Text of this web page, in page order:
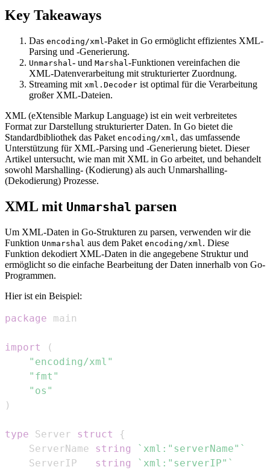
Key Takeaways
Das encoding/xml-Paket in Go ermöglicht effizientes XML-
Parsing und -Generierung.
Unmarshal- und Marshal-Funktionen vereinfachen die
XML-Datenverarbeitung mit strukturierter Zuordnung.
Streaming mit xml.Decoder ist optimal für die Verarbeitung
großer XML-Dateien.
XML (eXtensible Markup Language) ist ein weit verbreitetes
Format zur Darstellung strukturierter Daten. In Go bietet die
Standardbibliothek das Paket encoding/xml, das umfassende
Unterstützung für XML-Parsing und -Generierung bietet. Dieser
Artikel untersucht, wie man mit XML in Go arbeitet, und behandelt
sowohl Marshalling- (Kodierung) als auch Unmarshalling-
(Dekodierung) Prozesse.
XML mit Unmarshal parsen
Um XML-Daten in Go-Strukturen zu parsen, verwenden wir die
Funktion Unmarshal aus dem Paket encoding/xml . Diese
Funktion dekodiert XML-Daten in die angegebene Struktur und
ermöglicht so die einfache Bearbeitung der Daten innerhalb von Go-
Programmen.
Hier ist ein Beispiel:
package
import
(
"encoding/xml"
"fmt"
"os"
)
type Server struct
{
    ServerName
string
`xml:"serverName"`
    ServerIP
string
`xml:"serverIP"`